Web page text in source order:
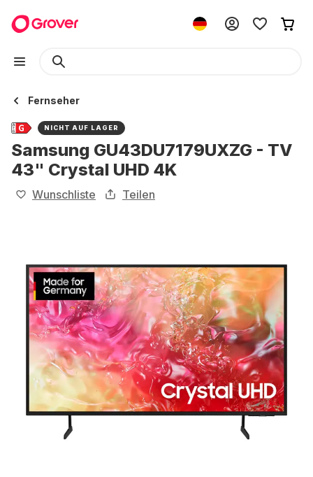
Fernseher
NICHT AUF LAGER
Samsung GU43DU7179UXZG - TV
43" Crystal UHD 4K
Wunschliste Teilen